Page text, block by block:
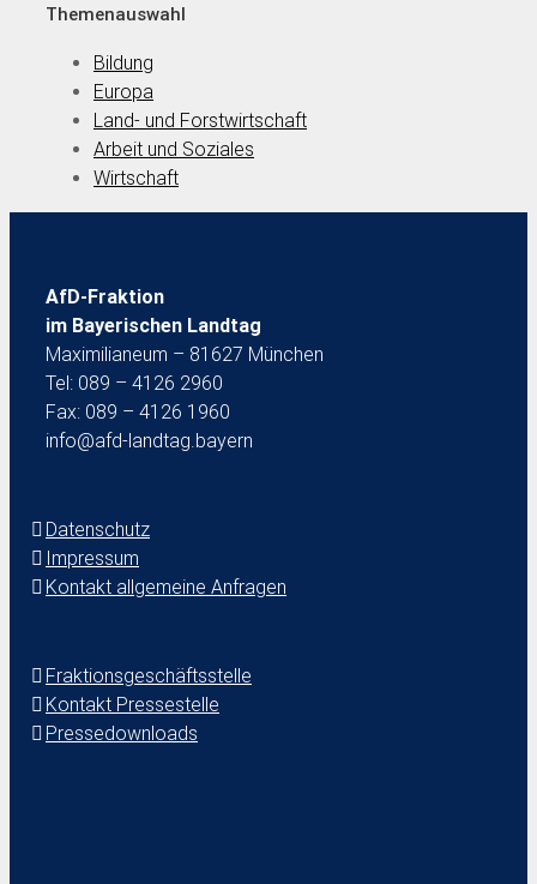
Themenauswahl
Bildung
Europa
Land- und Forstwirtschaft
Arbeit und Soziales
Wirtschaft
AfD-Fraktion
im Bayerischen Landtag
Maximilianeum – 81627 München
Tel: 089 – 4126 2960
Fax: 089 – 4126 1960
info@afd-landtag.bayern
Datenschutz
Impressum
Kontakt allgemeine Anfragen
Fraktionsgeschäftsstelle
Kontakt Pressestelle
Pressedownloads